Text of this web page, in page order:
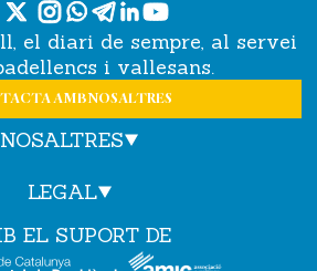
el diari de sempre, al servei
i vallesans.
AMB NOSALTRES
NOSALTRES
LEGAL
EL SUPORT DE